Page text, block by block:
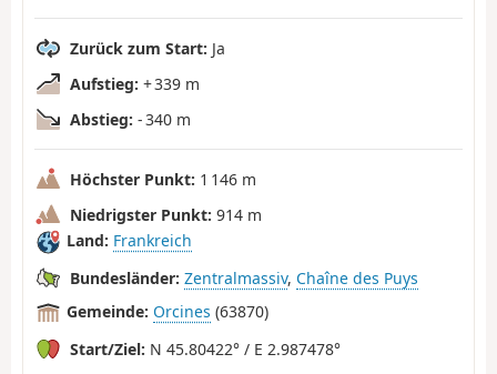
Zurück zum Start: Ja
Aufstieg: + 339 m
Abstieg: - 340 m
Höchster Punkt: 1 146 m
Niedrigster Punkt: 914 m
Land: Frankreich
Bundesländer: Zentralmassiv, Chaîne des Puys
Gemeinde: Orcines (63870)
Start/Ziel: N 45.80422° / E 2.987478°